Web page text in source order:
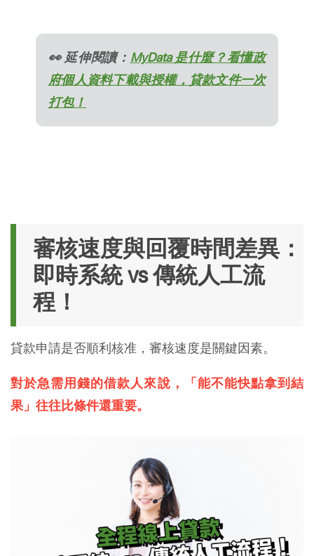
👀 延伸閱讀： MyData 是什麼？看懂政
府個人資料下載與授權，貸款文件一次
打包！
審核速度與回覆時間差異：
即時系統 vs 傳統人工流
程！
貸款申請是否順利核准，審核速度是關鍵因素。
對於急需用錢的借款人來說，「能不能快點拿到結
果」往往比條件還重要。